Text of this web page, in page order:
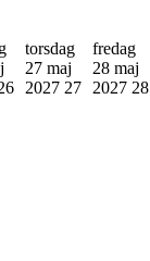
torsdag
27 maj
2027 27
fredag
28 maj
2027 28